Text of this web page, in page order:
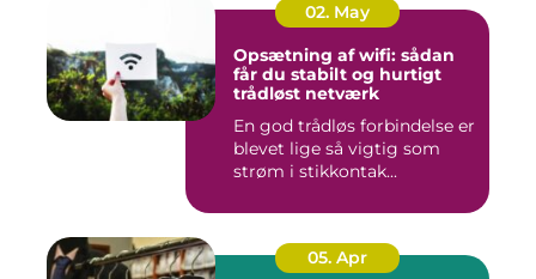
02. May
Opsætning af wifi: sådan
får du stabilt og hurtigt
trådløst netværk
En god trådløs forbindelse er
blevet lige så vigtig som
strøm i stikkontak...
05. Apr